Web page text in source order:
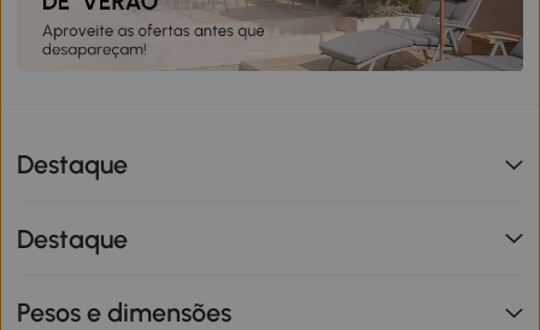
Destaque
Destaque
Pesos e dimensões